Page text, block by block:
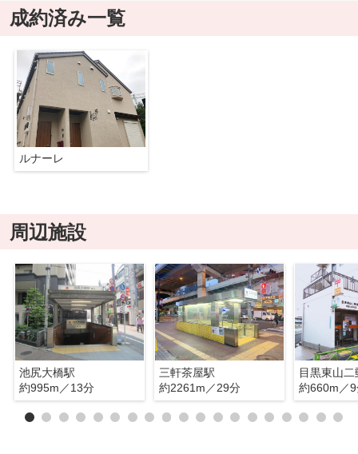
成約済み一覧
ルナーレ
周辺施設
池尻大橋駅
約995m／13分
三軒茶屋駅
約2261m／29分
目黒東山二
約660m／